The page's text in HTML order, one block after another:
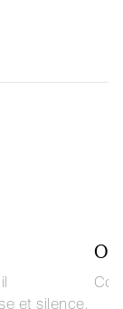
et silence.